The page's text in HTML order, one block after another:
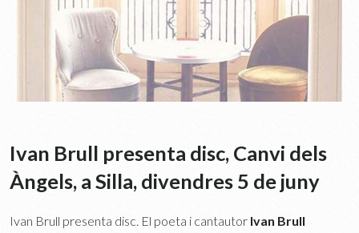
Ivan Brull presenta disc, Canvi dels
Àngels, a Silla, divendres 5 de juny
Ivan Brull presenta disc. El poeta i cantautor Ivan Brull